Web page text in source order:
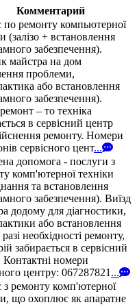
Комментарий
по ремонту компьютерної
(залізо + встановлення
забезпечення).
майстра на дом
проблеми,
або встановлення
забезпечення).
– то техніка
в сервісний центр
ремонту. Номери
сервісного цент...
допомога - послуги з
комп'ютерної техніки
та встановлення
забезпечення). Виїзд
додому для діагностики,
або встановлення
необхідності ремонту,
забирається в сервісний
Контактні номери
центру: 067287821 ...
з ремонту комп'ютерної
що охоплює як апаратне